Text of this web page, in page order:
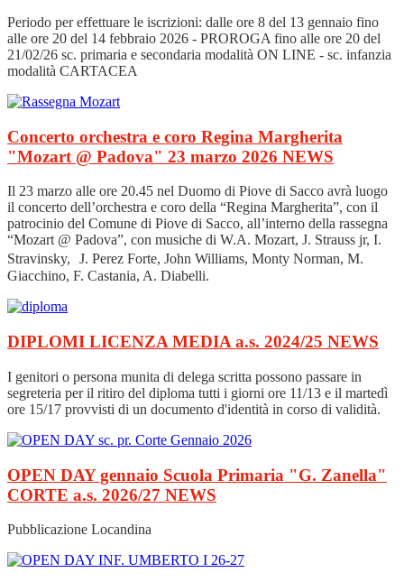
Periodo per effettuare le iscrizioni: dalle ore 8 del 13 gennaio fino
alle ore 20 del 14 febbraio 2026 - PROROGA fino alle ore 20 del
21/02/26 sc. primaria e secondaria modalità ON LINE - sc. infanzia
modalità CARTACEA
Concerto orchestra e coro Regina Margherita
"Mozart @ Padova" 23 marzo 2026 NEWS
Il 23 marzo alle ore 20.45 nel Duomo di Piove di Sacco avrà luogo
il concerto dell’orchestra e coro della “Regina Margherita”, con il
patrocinio del Comune di Piove di Sacco, all’interno della rassegna
“Mozart @ Padova”, con musiche di W.A. Mozart, J. Strauss jr, I.
Stravinsky, J. Perez Forte, John Williams, Monty Norman, M.
Giacchino, F. Castania, A. Diabelli.
DIPLOMI LICENZA MEDIA a.s. 2024/25 NEWS
I genitori o persona munita di delega scritta possono passare in
segreteria per il ritiro del diploma tutti i giorni ore 11/13 e il martedì
ore 15/17 provvisti di un documento d'identità in corso di validità.
OPEN DAY gennaio Scuola Primaria "G. Zanella"
CORTE a.s. 2026/27 NEWS
Pubblicazione Locandina